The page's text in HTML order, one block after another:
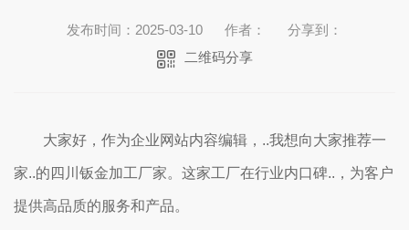
发布时间：2025-03-10 作者：
分享到：
二维码分享
大家好，作为企业网站内容编辑，..我想向大家推荐一
家..的四川钣金加工厂家。这家工厂在行业内口碑..，为客户
提供高品质的服务和产品。